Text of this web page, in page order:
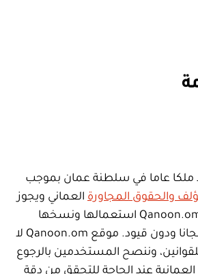
ملكا عاما في سلطنة عمان بموجب
والحقوق المجاورة العماني ويجوز
لمستخدمي موقع Qanoon.om استعمالها ونسخها
ونشرها وترجمتها مجانا ودون قيود. موقع Qanoon.om لا
وننصح المستخدمين بالرجوع
العمانية عند الحاجة للتحقق من دقة